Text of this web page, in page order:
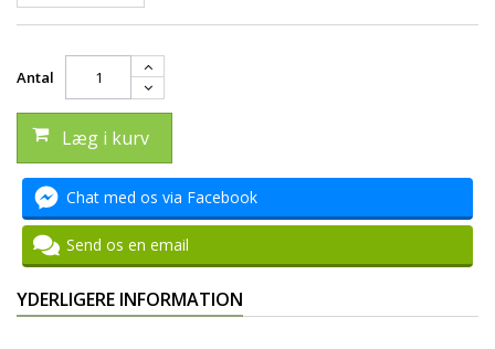
Antal
Læg i kurv
Chat med os via Facebook
Send os en email
YDERLIGERE INFORMATION